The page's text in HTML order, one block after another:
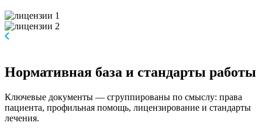
Нормативная база и стандарты работы
Ключевые документы — сгруппированы по смыслу: права
пациента, профильная помощь, лицензирование и стандарты
лечения.